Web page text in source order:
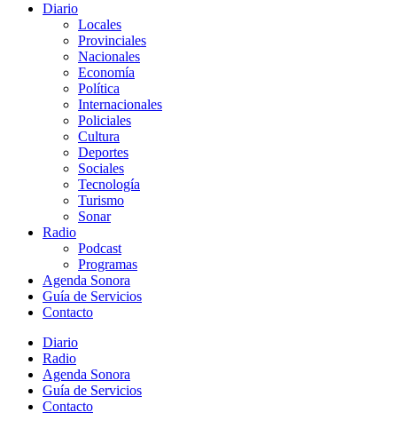
Diario
Locales
Provinciales
Nacionales
Economía
Política
Internacionales
Policiales
Cultura
Deportes
Sociales
Tecnología
Turismo
Sonar
Radio
Podcast
Programas
Agenda Sonora
Guía de Servicios
Contacto
Diario
Radio
Agenda Sonora
Guía de Servicios
Contacto